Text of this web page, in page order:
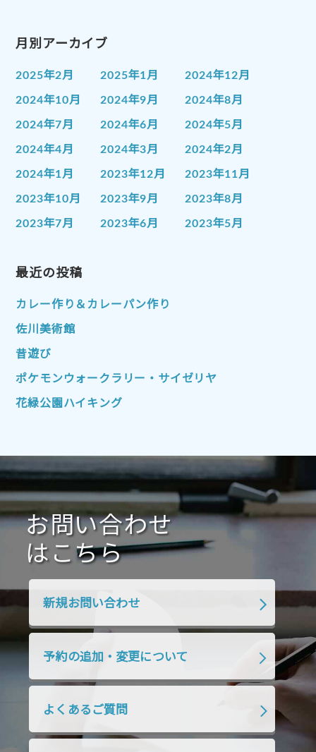
月別アーカイブ
2025年2月 2025年1月 2024年12月
2024年10月 2024年9月 2024年8月
2024年7月 2024年6月 2024年5月
2024年4月 2024年3月 2024年2月
2024年1月 2023年12月 2023年11月
2023年10月 2023年9月 2023年8月
2023年7月 2023年6月 2023年5月
2023年1月
2022年10月 2022年9月
2022年7月
2022年4月
2022年1月 2021年12月 2021年11月
2021年10月 2021年9月
2021年1月 2020年12月 2020年11月
2020年10月 2020年9月 2020年8月
2020年7月 2020年6月 2020年5月
2020年4月 2020年3月 2020年2月
2019年10月 2019年9月
2018年7月 2018年6月
2018年4月 2018年3月 2018年2月
最近の投稿
カレー作り＆カレーパン作り
佐川美術館
昔遊び
ポケモンウォークラリー・サイゼリヤ
花緑公園ハイキング
お問い合わせ
はこちら
新規お問い合わせ
予約の追加・変更について
よくあるご質問